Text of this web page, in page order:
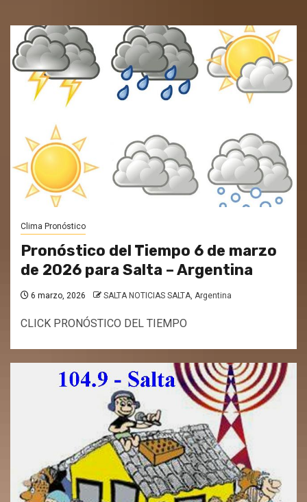
Clima Pronóstico
Pronóstico del Tiempo 6 de marzo
de 2026 para Salta – Argentina
6 marzo, 2026 SALTA NOTICIAS SALTA, Argentina
CLICK PRONÓSTICO DEL TIEMPO